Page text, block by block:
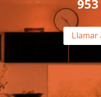
Llamar